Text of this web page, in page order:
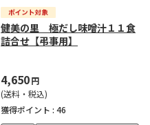
健美の里 極だし味噌汁１１食
詰合せ【弔事用】
4,650円
(送料・税込)
獲得ポイント : 46